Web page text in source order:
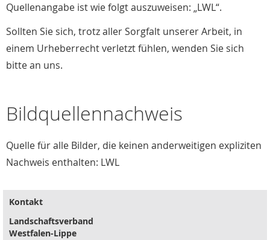
Quellenangabe ist wie folgt auszuweisen: „LWL“.
Sollten Sie sich, trotz aller Sorgfalt unserer Arbeit, in
einem Urheberrecht verletzt fühlen, wenden Sie sich
bitte an uns.
Bildquellennachweis
Quelle für alle Bilder, die keinen anderweitigen expliziten
Nachweis enthalten: LWL
Kontakt
Landschaftsverband
Westfalen-Lippe